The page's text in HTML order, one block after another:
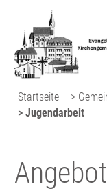
Startseite >
> Jugendarbeit